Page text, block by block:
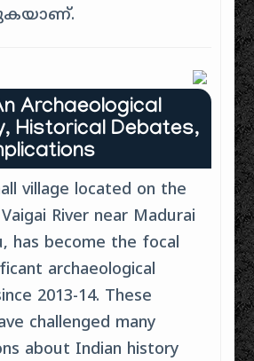
Archaeological
Historical Debates,
village located on the
River near Madurai
has become the focal
archaeological
2013-14. These
challenged many
about Indian history